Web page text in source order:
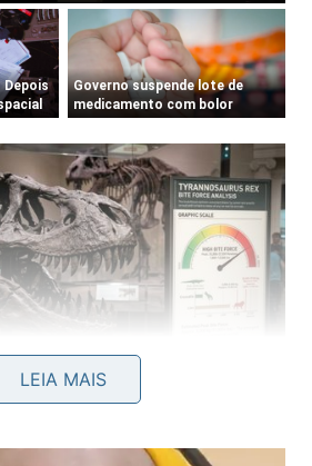
nos dinossauros terópodes foi uma
para a caça. – Imagem gerada por IA
LEIA MAIS